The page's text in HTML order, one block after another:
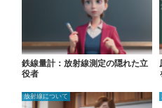
鉄線量計：放射線測定の隠れた立
役者
放射線について